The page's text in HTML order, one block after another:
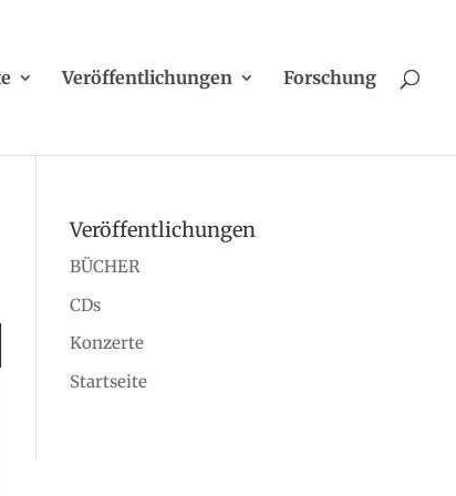
Veröffentlichungen Forschung
Veröffentlichungen
BÜCHER
CDs
Konzerte
Startseite